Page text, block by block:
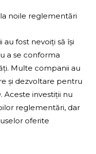
noile reglementări
fost nevoiți să își
a se conforma
Multe companii au
și dezvoltare pentru
Aceste investiții nu
reglementări, dar
oferite